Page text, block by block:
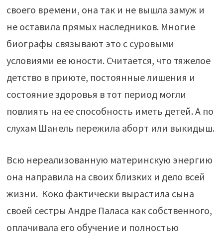
своего времени, она так и не вышла замуж и
не оставила прямых наследников. Многие
биографы связывают это с суровыми
условиями ее юности. Считается, что тяжелое
детство в приюте, постоянные лишения и
состояние здоровья в тот период могли
повлиять на ее способность иметь детей. А по
слухам Шанель пережила аборт или выкидыш.
Всю нереализованную материнскую энергию
она направила на своих близких и дело всей
жизни. Коко фактически вырастила сына
своей сестры Андре Паласа как собственного,
оплачивала его обучение и полностью